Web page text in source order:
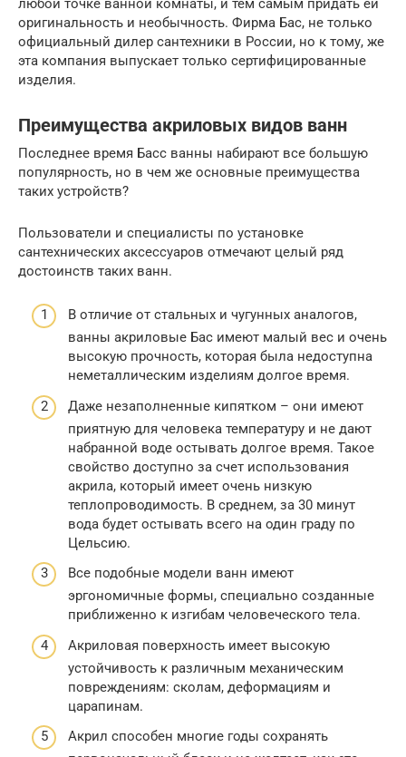
оригинальность и необычность. Фирма Бас, не только
официальный дилер сантехники в России, но к тому, же
эта компания выпускает только сертифицированные
изделия.
Преимущества акриловых видов ванн
Последнее время Басс ванны набирают все большую
популярность, но в чем же основные преимущества
таких устройств?
Пользователи и специалисты по установке
сантехнических аксессуаров отмечают целый ряд
достоинств таких ванн.
В отличие от стальных и чугунных аналогов,
ванны акриловые Бас имеют малый вес и очень
высокую прочность, которая была недоступна
неметаллическим изделиям долгое время.
Даже незаполненные кипятком – они имеют
приятную для человека температуру и не дают
набранной воде остывать долгое время. Такое
свойство доступно за счет использования
акрила, который имеет очень низкую
теплопроводимость. В среднем, за 30 минут
вода будет остывать всего на один граду по
Цельсию.
Все подобные модели ванн имеют
эргономичные формы, специально созданные
приближенно к изгибам человеческого тела.
Акриловая поверхность имеет высокую
устойчивость к различным механическим
повреждениям: сколам, деформациям и
царапинам.
Акрил способен многие годы сохранять